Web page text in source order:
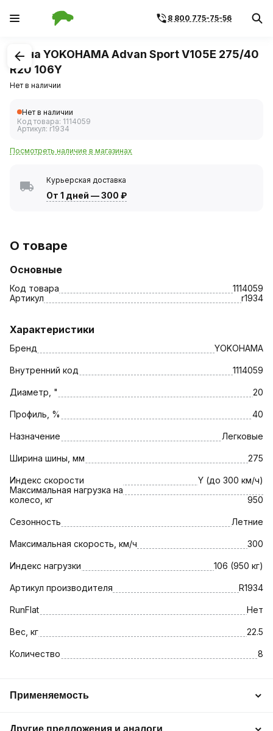
8 800 775-75-56
1/1
Шина YOKOHAMA Advan Sport V105E 275/40
R20 106Y
Нет в наличии
Нет в наличии
Код товара: 1114059
Артикул: r1934
Посмотреть наличие в магазинах
Курьерская доставка
От 1 дней —300 ₽
О товаре
Основные
Код товара
1114059
Артикул
r1934
Характеристики
Бренд YOKOHAMA
Внутренний код 1114059
Диаметр, " 20
Профиль, % 40
Назначение Легковые
Ширина шины, мм 275
Индекс скорости
Y (до 300 км/ч)
Максимальная нагрузка на
колесо, кг
950
Сезонность Летние
Максимальная скорость, км/ч 300
Индекс нагрузки 106 (950 кг)
Артикул производителя R1934
RunFlat Нет
Вес, кг 22.5
Количество 8
Применяемость
Другие предложения и аналоги